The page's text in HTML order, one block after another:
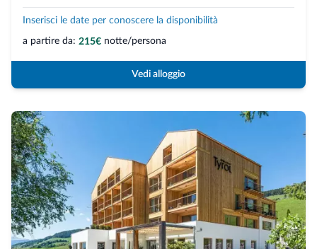
Inserisci le date per conoscere la disponibilità
a partire da: 215€ notte/persona
Vedi alloggio